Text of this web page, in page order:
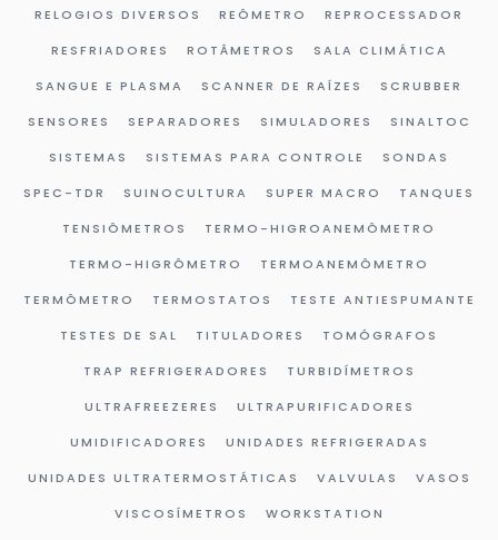
RELOGIOS DIVERSOS REÔMETRO REPROCESSADOR
RESFRIADORES ROTÂMETROS SALA CLIMÁTICA
SANGUE E PLASMA SCANNER DE RAÍZES SCRUBBER
SENSORES SEPARADORES SIMULADORES SINALTOC
SISTEMAS SISTEMAS PARA CONTROLE SONDAS
SPEC-TDR SUINOCULTURA SUPER MACRO TANQUES
TENSIÔMETROS TERMO-HIGROANEMÔMETRO
TERMO-HIGRÔMETRO TERMOANEMÔMETRO
TERMÔMETRO TERMOSTATOS TESTE ANTIESPUMANTE
TESTES DE SAL TITULADORES TOMÓGRAFOS
TRAP REFRIGERADORES TURBIDÍMETROS
ULTRAFREEZERES ULTRAPURIFICADORES
UMIDIFICADORES UNIDADES REFRIGERADAS
UNIDADES ULTRATERMOSTÁTICAS VALVULAS VASOS
VISCOSÍMETROS WORKSTATION